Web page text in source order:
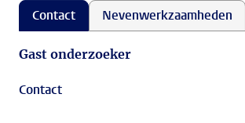
Contact Nevenwerkzaamheden
Gast onderzoeker
Contact